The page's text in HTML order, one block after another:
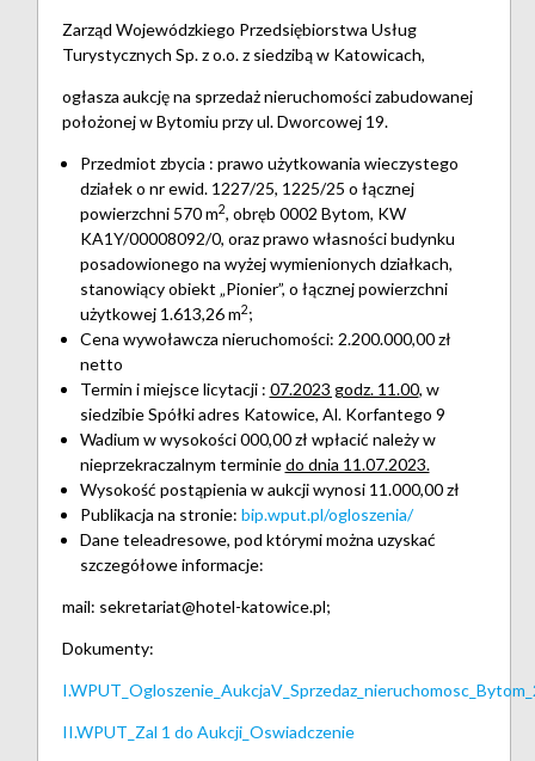
Zarząd Wojewódzkiego Przedsiębiorstwa Usług
Turystycznych Sp. z o.o. z siedzibą w Katowicach,
ogłasza aukcję na sprzedaż nieruchomości zabudowanej
położonej w Bytomiu przy ul. Dworcowej 19.
Przedmiot zbycia : prawo użytkowania wieczystego
działek o nr ewid. 1227/25, 1225/25 o łącznej
powierzchni 570 m2, obręb 0002 Bytom, KW
KA1Y/00008092/0, orazprawo własności budynku
posadowionego na wyżej wymienionych działkach,
stanowiący obiekt „Pionier”, o łącznej powierzchni
użytkowej 1.613,26 m2;
Cena wywoławcza nieruchomości: 2.200.000,00 zł
netto
Termin i miejsce licytacji : 07.2023 godz. 11.00, w
siedzibie Spółki adres Katowice, Al. Korfantego 9
Wadium w wysokości000,00 zł wpłacić należy w
nieprzekraczalnym terminiedo dnia 11.07.2023.
Wysokość postąpienia w aukcji wynosi 11.000,00 zł
Publikacja na stronie: bip.wput.pl/ogloszenia/
Dane teleadresowe, pod którymi można uzyskać
szczegółowe informacje:
mail: sekretariat@hotel-katowice.pl;
Dokumenty:
II.WPUT_Zal 1 do Aukcji_Oswiadczenie